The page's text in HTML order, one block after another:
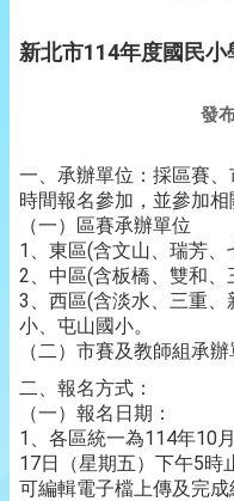
新北市114年度國民
發
一、 承辦單位：採區賽
時間報名參加，並參加相
（一）區賽承辦單位
1、東區(含文山、瑞芳、
2、中區(含板橋、雙和、
3、西區(含淡水、三重
小、屯山國小。
（二）市賽及教師組承
二
報名方式：
（一）報名日期：
1、各區統一為114年10
17日（星期五）下午5時
可編輯電子檔上傳及完成